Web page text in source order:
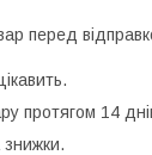
перед
протягом 14
знижки.